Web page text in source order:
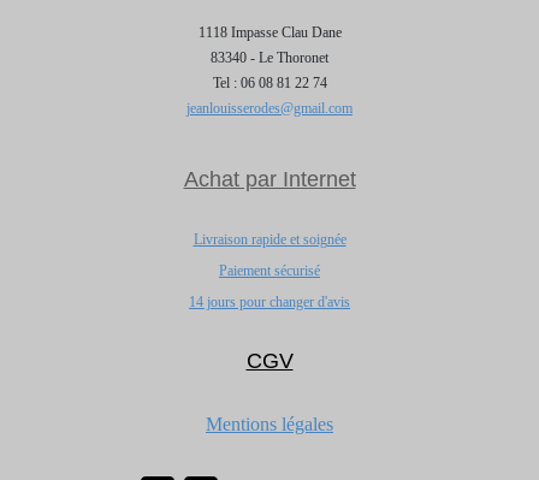
1118 Impasse Clau Dane
83340 - Le Thoronet
Tel : 06 08 81 22 74
jeanlouisserodes@gmail.com
Achat par Internet
Livraison rapide et soignée
Paiement sécurisé
14 jours pour changer d'avis
CGV
Mentions légales